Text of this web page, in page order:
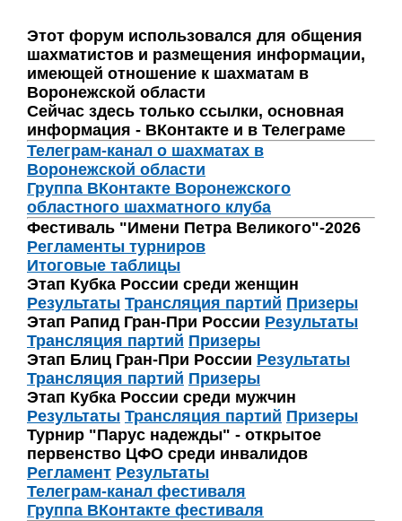
Этот форум использовался для общения
шахматистов и размещения информации,
имеющей отношение к шахматам в
Воронежской области
Сейчас здесь только ссылки, основная
информация - ВКонтакте и в Телеграме
Телеграм-канал о шахматах в
Воронежской области
Группа ВКонтакте Воронежского
областного шахматного клуба
Фестиваль "Имени Петра Великого"-2026
Регламенты турниров
Итоговые таблицы
Этап Кубка России среди женщин
Результаты Трансляция партий Призеры
Этап Рапид Гран-При России Результаты
Трансляция партий Призеры
Этап Блиц Гран-При России Результаты
Трансляция партий Призеры
Этап Кубка России среди мужчин
Результаты Трансляция партий Призеры
Турнир "Парус надежды" - открытое
первенство ЦФО среди инвалидов
Регламент Результаты
Телеграм-канал фестиваля
Группа ВКонтакте фестиваля